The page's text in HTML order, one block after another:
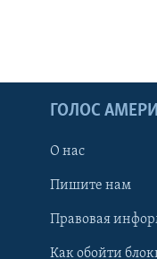
ГОЛОС
О нас
Пишите нам
Правовая
Как обойти